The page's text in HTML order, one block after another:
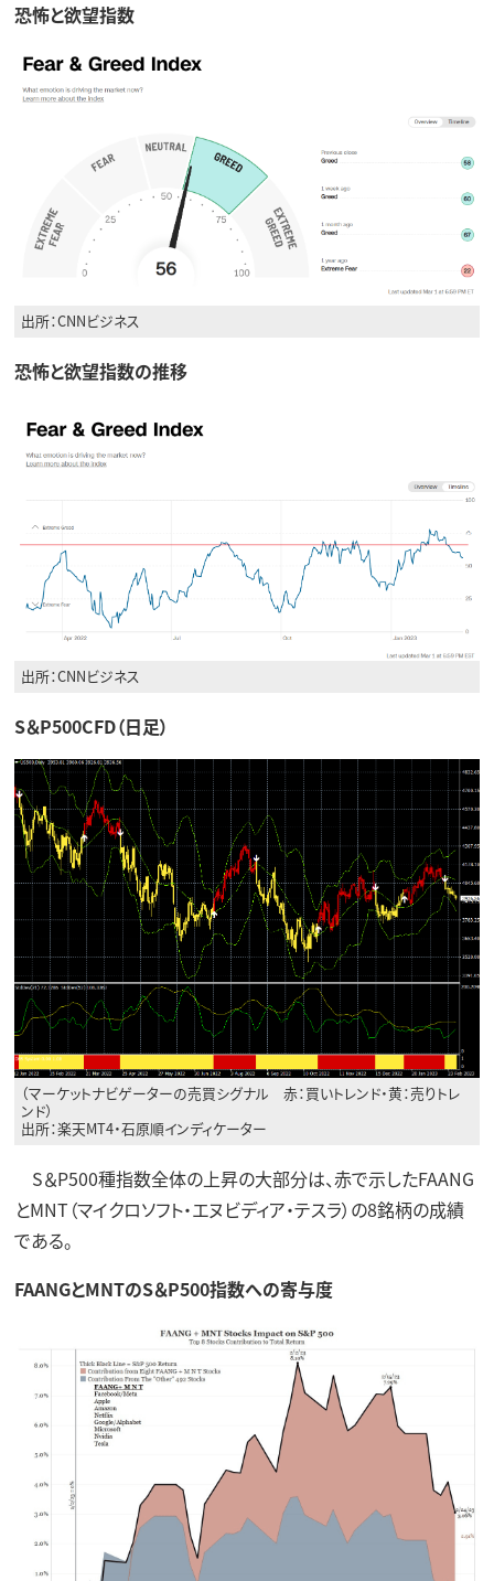
恐怖と欲望指数
出所：CNNビジネス
恐怖と欲望指数の推移
出所：CNNビジネス
S＆P500CFD（日足）
（マーケットナビゲーターの売買シグナル 赤：買いトレンド・黄：売りトレ
ンド）
出所：楽天MT4・石原順インディケーター
S＆P500種指数全体の上昇の大部分は、赤で示したFAANG
とMNT（マイクロソフト・エヌビディア・テスラ）の8銘柄の成績
である。
FAANGとMNTのS＆P500指数への寄与度